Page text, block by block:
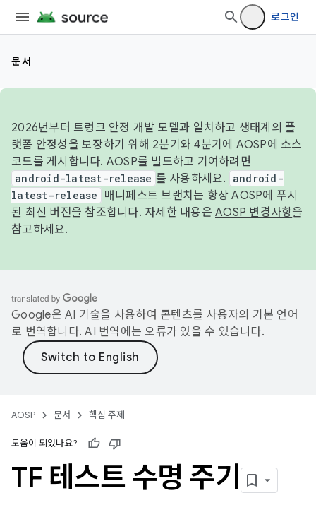
로그인
문서
2026년부터 트렁크 안정 개발 모델과 일치하고 생태계의 플
랫폼 안정성을 보장하기 위해 2분기와 4분기에 AOSP에 소스
코드를 게시합니다. AOSP를 빌드하고 기여하려면
android-latest-release 를 사용하세요.
android-
latest-release
매니페스트 브랜치는 항상 AOSP에 푸시
된 최신 버전을 참조합니다. 자세한 내용은 AOSP 변경사항을
참고하세요.
Google은 AI 기술을 사용하여 콘텐츠를 사용자의 기본 언어
로 번역합니다. AI 번역에는 오류가 있을 수 있습니다.
AOSP 문서 핵심 주제
도움이 되었나요?
TF 테스트 수명 주기